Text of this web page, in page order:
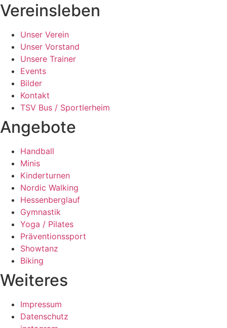
Vereinsleben
Unser Verein
Unser Vorstand
Unsere Trainer
Events
Bilder
Kontakt
TSV Bus / Sportlerheim
Angebote
Handball
Minis
Kinderturnen
Nordic Walking
Hessenberglauf
Gymnastik
Yoga / Pilates
Präventionssport
Showtanz
Biking
Weiteres
Impressum
Datenschutz